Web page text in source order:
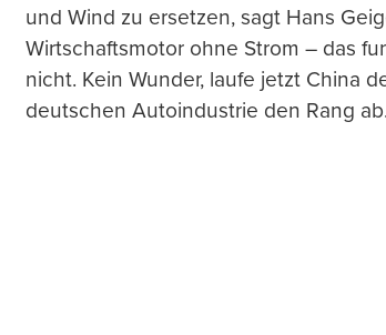
und Wind zu ersetzen, sagt Hans
Wirtschaftsmotor ohne Strom – das
nicht. Kein Wunder, laufe jetzt China
deutschen Autoindustrie den Rang ab.